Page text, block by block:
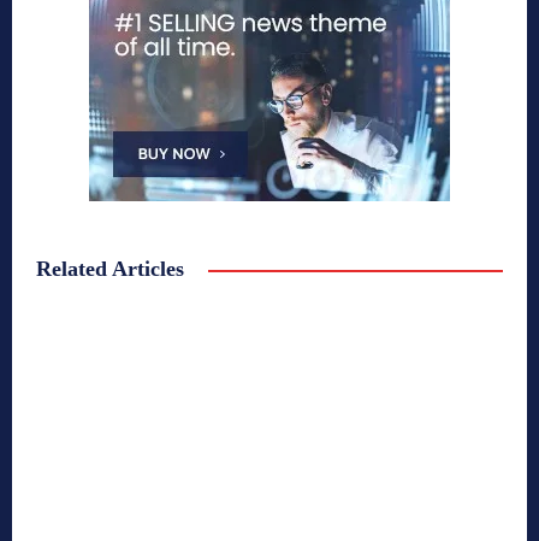
Related Articles